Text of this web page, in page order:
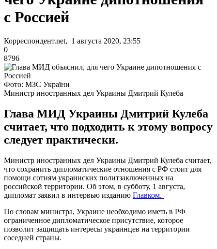
с Россией
Корреспондент.net, 1 августа 2020, 23:55
0
8796
Фото: МЗС України
Министр иностранных дел Украины Дмитрий Кулеба
Глава МИД Украины Дмитрий Кулеба
считает, что подходить к этому вопросу
следует практически.
Министр иностранных дел Украины Дмитрий Кулеба считает,
что сохранить дипломатические отношения с РФ стоит для
помощи сотням украинских политзаключенных на
российской территории. Об этом, в субботу, 1 августа,
дипломат заявил в интервью изданию Главком.
По словам министра, Украине необходимо иметь в РФ
ограниченное дипломатическое присутствие, которое
позволит защищать интересы украинцев на территории
соседней страны.